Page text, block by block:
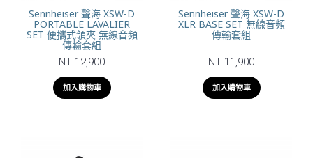
Sennheiser 聲海 XSW-D
PORTABLE LAVALIER
SET 便攜式領夾 無線音頻
傳輸套組
NT 12,900
加入購物車
Sennheiser 聲海 XSW-D
XLR BASE SET 無線音頻
傳輸套組
NT 11,900
加入購物車